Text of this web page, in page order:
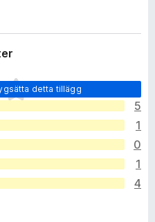
detta tillägg
5
1
0
1
4